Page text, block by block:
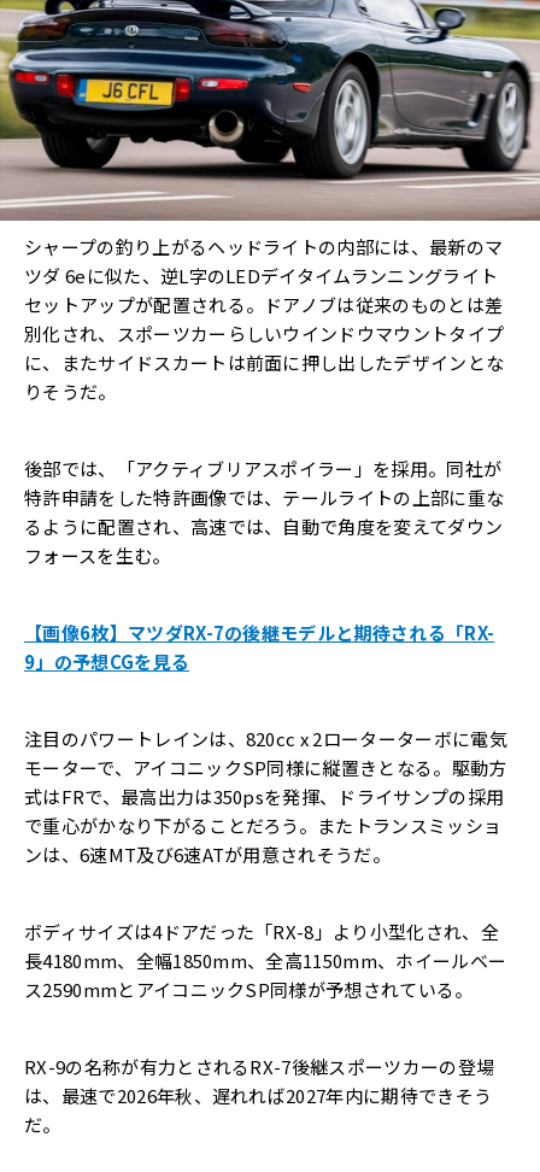
シャープの釣り上がるヘッドライトの内部には、最新のマ
ツダ 6eに似た、逆L字のLEDデイタイムランニングライト
セットアップが配置される。ドアノブは従来のものとは差
別化され、スポーツカーらしいウインドウマウントタイプ
に、またサイドスカートは前面に押し出したデザインとな
りそうだ。
後部では、「アクティブリアスポイラー」を採用。同社が
特許申請をした特許画像では、テールライトの上部に重な
るように配置され、高速では、自動で角度を変えてダウン
フォースを生む。
【画像6枚】マツダRX-7の後継モデルと期待される「RX-
9」の予想CGを見る
注目のパワートレインは、820cc x 2ローターターボに電気
モーターで、アイコニックSP同様に縦置きとなる。駆動方
式はFRで、最高出力は350psを発揮、ドライサンプの採用
で重心がかなり下がることだろう。またトランスミッショ
ンは、6速MT及び6速ATが用意されそうだ。
ボディサイズは4ドアだった「RX-8」より小型化され、全
長4180mm、全幅1850mm、全高1150mm、ホイールベー
ス2590mmとアイコニックSP同様が予想されている。
RX-9の名称が有力とされるRX-7後継スポーツカーの登場
は、最速で2026年秋、遅れれば2027年内に期待できそう
だ。